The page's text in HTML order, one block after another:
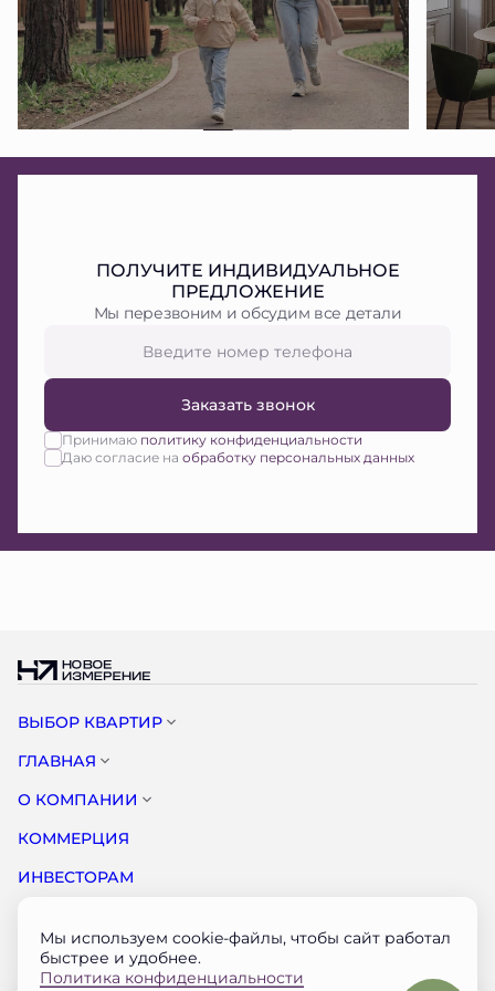
ПОЛУЧИТЕ ИНДИВИДУАЛЬНОЕ
ПРЕДЛОЖЕНИЕ
Мы перезвоним и обсудим все детали
Заказать звонок
Принимаю политику конфиденциальности
Даю согласие на обработку персональных данных
ВЫБОР КВАРТИР
ГЛАВНАЯ
О КОМПАНИИ
КОММЕРЦИЯ
ИНВЕСТОРАМ
КОНТАКТЫ
Мы используем cookie-файлы, чтобы сайт работал
быстрее и удобнее.
Политика конфиденциальности